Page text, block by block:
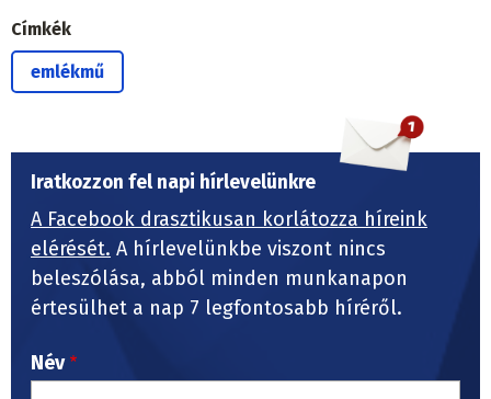
Címkék
emlékmű
Iratkozzon fel napi hírlevelünkre
A Facebook drasztikusan korlátozza híreink
elérését. A hírlevelünkbe viszont nincs
beleszólása, abból minden munkanapon
értesülhet a nap 7 legfontosabb híréről.
Név